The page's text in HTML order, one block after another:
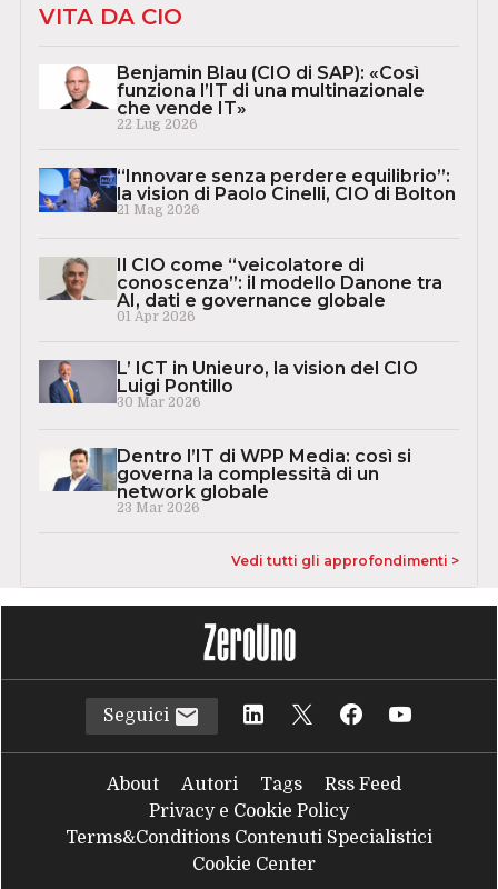
VITA DA CIO
Benjamin Blau (CIO di SAP): «Così
funziona l’IT di una multinazionale
che vende IT»
22 Lug 2026
“Innovare senza perdere equilibrio”:
la vision di Paolo Cinelli, CIO di Bolton
21 Mag 2026
Il CIO come “veicolatore di
conoscenza”: il modello Danone tra
AI, dati e governance globale
01 Apr 2026
L’ ICT in Unieuro, la vision del CIO
Luigi Pontillo
30 Mar 2026
Dentro l’IT di WPP Media: così si
governa la complessità di un
network globale
23 Mar 2026
Vedi tutti gli approfondimenti >
Seguici
About Autori Tags
Rss Feed
Privacy e Cookie Policy
Terms&Conditions Contenuti Specialistici
Cookie Center